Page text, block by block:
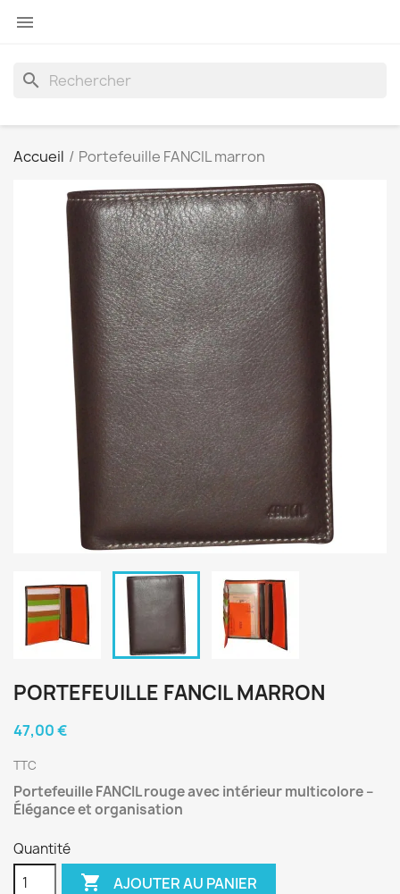

search
Accueil Portefeuille FANCIL marron
PORTEFEUILLE FANCIL MARRON
47,00 €
TTC
Portefeuille FANCIL rouge avec intérieur multicolore –
Élégance et organisation
Quantité
 AJOUTER AU PANIER